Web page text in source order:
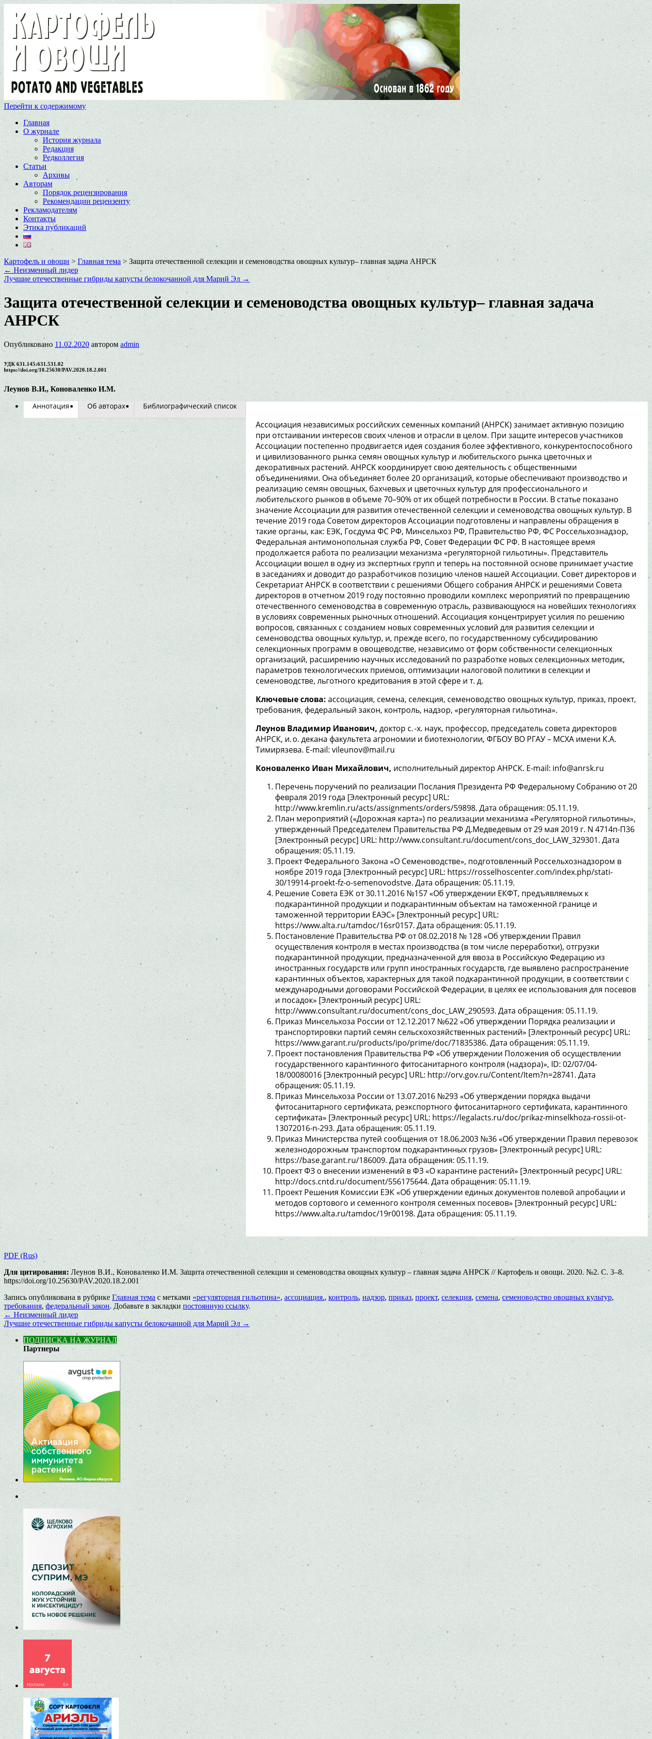
Перейти к содержимому
Главная
О журнале
История журнала
Редакция
Редколлегия
Статьи
Архивы
Авторам
Порядок рецензирования
Рекомендации рецензенту
Рекламодателям
Контакты
Этика публикаций
Картофель и овощи > Главная тема >Защита отечественной селекции и семеноводства овощных культур– главная задача АНРСК
← Неизменный лидер
Лучшие отечественные гибриды капусты белокочанной для Марий Эл →
Защита отечественной селекции и семеноводства овощных культур– главная задача
АНРСК
Опубликовано 11.02.2020 автором admin
УДК 631.145:631.531.02
https://doi.org/10.25630/PAV.2020.18.2.001
Леунов В.И., Коноваленко И.М.
Аннотация Об авторах Библиографический список
Ассоциация независимых российских семенных компаний (АНРСК) занимает активную позицию
при отстаивании интересов своих членов и отрасли в целом. При защите интересов участников
Ассоциации постепенно продвигается идея создания более эффективного, конкурентоспособного
и цивилизованного рынка семян овощных культур и любительского рынка цветочных и
декоративных растений. АНРСК координирует свою деятельность с общественными
объединениями. Она объединяет более 20 организаций, которые обеспечивают производство и
реализацию семян овощных, бахчевых и цветочных культур для профессионального и
любительского рынков в объеме 70–90% от их общей потребности в России. В статье показано
значение Ассоциации для развития отечественной селекции и семеноводства овощных культур. В
течение 2019 года Советом директоров Ассоциации подготовлены и направлены обращения в
такие органы, как: ЕЭК, Госдума ФС РФ, Минсельхоз РФ, Правительство РФ, ФС Россельхознадзор,
Федеральная антимонопольная служба РФ, Совет Федерации ФС РФ. В настоящее время
продолжается работа по реализации механизма «регуляторной гильотины». Представитель
Ассоциации вошел в одну из экспертных групп и теперь на постоянной основе принимает участие
в заседаниях и доводит до разработчиков позицию членов нашей Ассоциации. Совет директоров и
Секретариат АНРСК в соответствии с решениями Общего собрания АНРСК и решениями Совета
директоров в отчетном 2019 году постоянно проводили комплекс мероприятий по превращению
отечественного семеноводства в современную отрасль, развивающуюся на новейших технологиях
в условиях современных рыночных отношений. Ассоциация концентрирует усилия по решению
вопросов, связанных с созданием новых современных условий для развития селекции и
семеноводства овощных культур, и, прежде всего, по государственному субсидированию
селекционных программ в овощеводстве, независимо от форм собственности селекционных
организаций, расширению научных исследований по разработке новых селекционных методик,
параметров технологических приемов, оптимизации налоговой политики в селекции и
семеноводстве, льготного кредитования в этой сфере и т. д.
Ключевые слова: ассоциация, семена, селекция, семеноводство овощных культур, приказ, проект,
требования, федеральный закон, контроль, надзор, «регуляторная гильотина».
Леунов Владимир Иванович, доктор с. -х. наук, профессор, председатель совета директоров
АНРСК, и. о. декана факультета агрономии и биотехнологии, ФГБОУ ВО РГАУ – МСХА имени К.А.
Тимирязева. E-mail: vileunov@mail.ru
Коноваленко Иван Михайлович, исполнительный директор АНРСК. E-mail: info@anrsk.ru
Перечень поручений по реализации Послания Президента РФ Федеральному Собранию от 20
февраля 2019 года [Электронный ресурс] URL:
http://www.kremlin.ru/acts/assignments/orders/59898. Дата обращения: 05.11.19.
План мероприятий («Дорожная карта») по реализации механизма «Регуляторной гильотины»,
утвержденный Председателем Правительства РФ Д.Медведевым от 29 мая 2019 г. N 4714п-П36
[Электронный ресурс] URL: http://www.consultant.ru/document/cons_doc_LAW_329301. Дата
обращения: 05.11.19.
Проект Федерального Закона «О Семеноводстве», подготовленный Россельхознадзором в
ноябре 2019 года [Электронный ресурс] URL: https://rosselhoscenter.com/index.php/stati-
30/19914-proekt-fz-o-semenovodstve. Дата обращения: 05.11.19.
Решение Совета ЕЭК от 30.11.2016 №157 «Об утверждении ЕКФТ, предъявляемых к
подкарантинной продукции и подкарантинным объектам на таможенной границе и
таможенной территории ЕАЭС» [Электронный ресурс] URL:
https://www.alta.ru/tamdoc/16sr0157. Дата обращения: 05.11.19.
Постановление Правительства РФ от 08.02.2018 № 128 «Об утверждении Правил
осуществления контроля в местах производства (в том числе переработки), отгрузки
подкарантинной продукции, предназначенной для ввоза в Российскую Федерацию из
иностранных государств или групп иностранных государств, где выявлено распространение
карантинных объектов, характерных для такой подкарантинной продукции, в соответствии с
международными договорами Российской Федерации, в целях ее использования для посевов
и посадок» [Электронный ресурс] URL:
http://www.consultant.ru/document/cons_doc_LAW_290593. Дата обращения: 05.11.19.
Приказ Минсельхоза России от 12.12.2017 №622 «Об утверждении Порядка реализации и
транспортировки партий семян сельскохозяйственных растений» [Электронный ресурс] URL:
https://www.garant.ru/products/ipo/prime/doc/71835386. Дата обращения: 05.11.19.
Проект постановления Правительства РФ «Об утверждении Положения об осуществлении
государственного карантинного фитосанитарного контроля (надзора)», ID: 02/07/04-
18/00080016 [Электронный ресурс] URL: http://orv.gov.ru/Content/Item?n=28741. Дата
обращения: 05.11.19.
Приказ Минсельхоза России от 13.07.2016 №293 «Об утверждении порядка выдачи
фитосанитарного сертификата, реэкспортного фитосанитарного сертификата, карантинного
сертификата» [Электронный ресурс] URL: https://legalacts.ru/doc/prikaz-minselkhoza-rossii-ot-
13072016-n-293. Дата обращения: 05.11.19.
Приказ Министерства путей сообщения от 18.06.2003 №36 «Об утверждении Правил перевозок
железнодорожным транспортом подкарантинных грузов» [Электронный ресурс] URL:
https://base.garant.ru/186009. Дата обращения: 05.11.19.
Проект ФЗ о внесении изменений в ФЗ «О карантине растений» [Электронный ресурс] URL:
http://docs.cntd.ru/document/556175644. Дата обращения: 05.11.19.
Проект Решения Комиссии ЕЭК «Об утверждении единых документов полевой апробации и
методов сортового и семенного контроля семенных посевов» [Электронный ресурс] URL:
https://www.alta.ru/tamdoc/19r00198. Дата обращения: 05.11.19.
PDF (Rus)
Для цитирования: Леунов В.И., Коноваленко И.М. Защита отечественной селекции и семеноводства овощных культур – главная задача АНРСК // Картофель и овощи. 2020. №2. С. 3–8.
https://doi.org/10.25630/PAV.2020.18.2.001
Запись опубликована в рубрике Главная тема с метками «регуляторная гильотина», ассоциация.,контроль,надзор,приказ, проект,селекция, семена,семеноводство овощных культур,
требования,федеральный закон. Добавьте в закладкипостоянную ссылку.
← Неизменный лидер
Лучшие отечественные гибриды капусты белокочанной для Марий Эл→
ПОДПИСКА НА ЖУРНАЛ
Партнеры